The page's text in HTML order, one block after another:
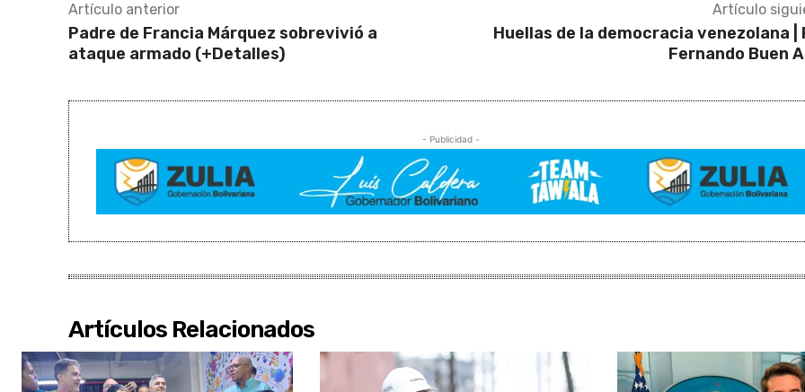
Artículo anterior
Padre de Francia Márquez sobrevivió a
ataque armado (+Detalles)
Artículo
Huellas de la democracia venezolana |
Fernando Buen
- Publicidad -
Artículos Relacionados